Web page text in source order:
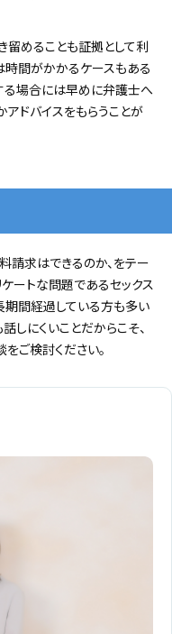
留めることも証拠として利
時間がかかるケースもある
る場合には早めに弁護士へ
ドバイスをもらうことが
請求はできるのか、をテー
ートな問題であるセックス
期間経過している方も多い
しにくいことだからこそ、
ご検討ください。